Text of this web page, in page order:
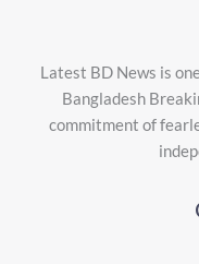
Latest BD News is
Bangladesh
commitment of